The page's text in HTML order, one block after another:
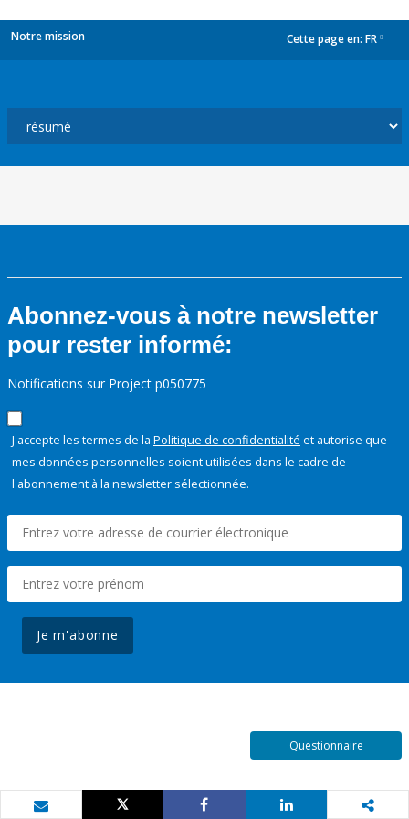
Notre mission Cette page en: FR
Abonnez-vous à notre newsletter
pour rester informé:
Notifications sur Project p050775
J'accepte les termes de la Politique de confidentialité et autorise que
mes données personnelles soient utilisées dans le cadre de
l'abonnement à la newsletter sélectionnée.
Je m'abonne
Questionnaire